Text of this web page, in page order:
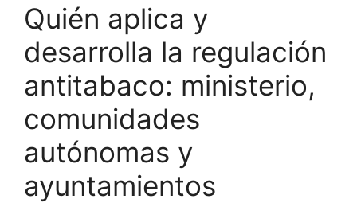
Quién aplica y
desarrolla la regulación
antitabaco: ministerio,
comunidades
autónomas y
ayuntamientos